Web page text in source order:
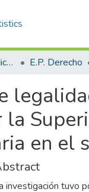
Facultad de Ciencias Jurídicas y Políticas E.P. Derecho
en el
investigación tuvo